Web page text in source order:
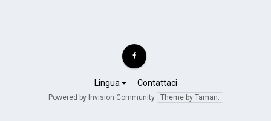
Lingua Contattaci
Powered by Invision Community Theme by Taman.